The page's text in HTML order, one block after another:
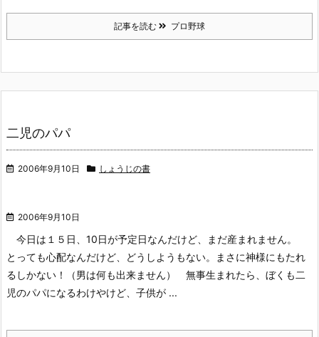
記事を読む プロ野球
二児のパパ
2006年9月10日 しょうじの書
2006年9月10日
今日は１５日、10日が予定日なんだけど、まだ産まれません。
とっても心配なんだけど、どうしようもない。まさに神様にもたれ
るしかない！（男は何も出来ません）
無事生まれたら、ぼくも二
児のパパになるわけやけど、子供が ...